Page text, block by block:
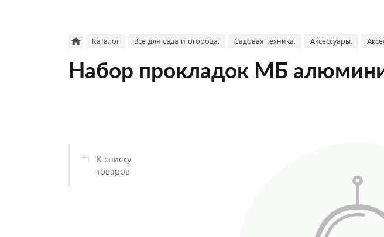
Каталог Все для сада и огорода. Садовая техника. Аксессуары.
Набор прокладок МБ
К списку
товаров